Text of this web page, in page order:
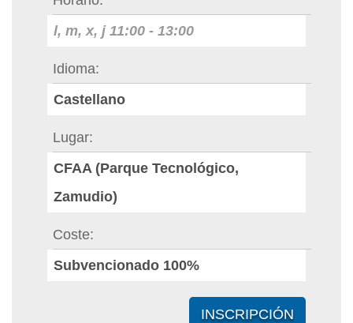
l, m, x, j 11:00 - 13:00
Idioma
Castellano
Lugar
CFAA (Parque Tecnológico,
Zamudio)
Coste
Subvencionado 100%
INSCRIPCIÓN